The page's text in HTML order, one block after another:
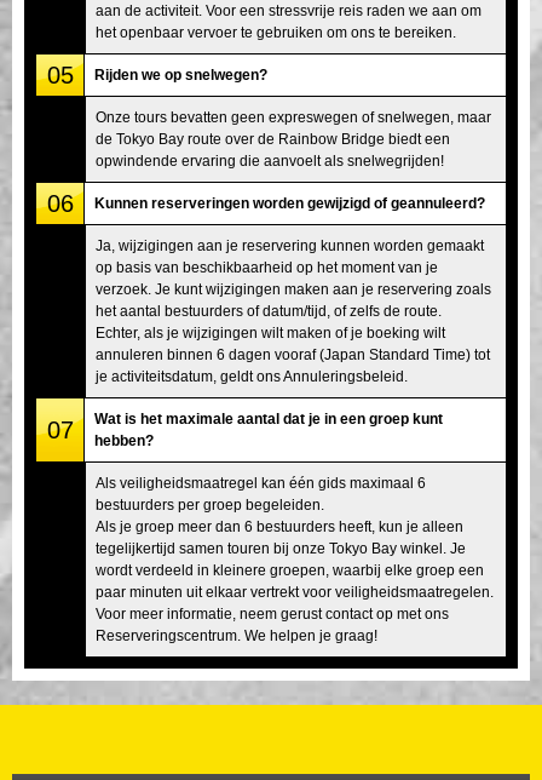
aan de activiteit. Voor een stressvrije reis raden we aan om
het openbaar vervoer te gebruiken om ons te bereiken.
05 Rijden we op snelwegen?
Onze tours bevatten geen expreswegen of snelwegen, maar
de Tokyo Bay route over de Rainbow Bridge biedt een
opwindende ervaring die aanvoelt als snelwegrijden!
06 Kunnen reserveringen worden gewijzigd of geannuleerd?
Ja, wijzigingen aan je reservering kunnen worden gemaakt
op basis van beschikbaarheid op het moment van je
verzoek. Je kunt wijzigingen maken aan je reservering zoals
het aantal bestuurders of datum/tijd, of zelfs de route.
Echter, als je wijzigingen wilt maken of je boeking wilt
annuleren binnen 6 dagen vooraf (Japan Standard Time) tot
je activiteitsdatum, geldt ons Annuleringsbeleid.
07
Wat is het maximale aantal dat je in een groep kunt
hebben?
Als veiligheidsmaatregel kan één gids maximaal 6
bestuurders per groep begeleiden.
Als je groep meer dan 6 bestuurders heeft, kun je alleen
tegelijkertijd samen touren bij onze Tokyo Bay winkel. Je
wordt verdeeld in kleinere groepen, waarbij elke groep een
paar minuten uit elkaar vertrekt voor veiligheidsmaatregelen.
Voor meer informatie, neem gerust contact op met ons
Reserveringscentrum. We helpen je graag!